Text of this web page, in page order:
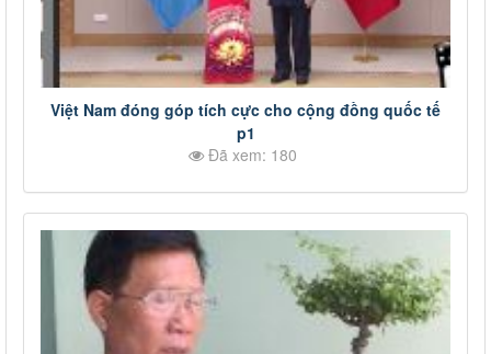
Việt Nam đóng góp tích cực cho cộng đồng quốc tế
p1
Đã xem: 180